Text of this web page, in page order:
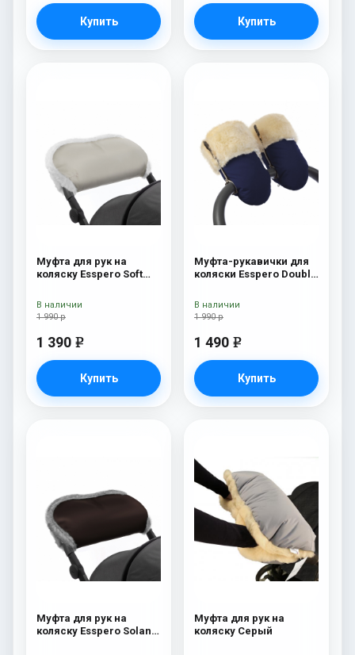
Купить Купить
Муфта для рук на
коляску Esspero Soft
1 990 р
1 390 e
Купить
В наличии
Муфта-рукавички для
коляски Esspero Double
Navy
1 990 р
1 490 e
Купить
В наличии
Муфта для рук на
коляску Esspero Solana
Муфта для рук на
коляску Серый